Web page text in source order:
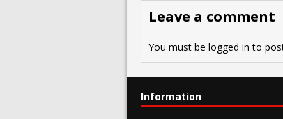
Leave a comment
You must be logged in to
Information